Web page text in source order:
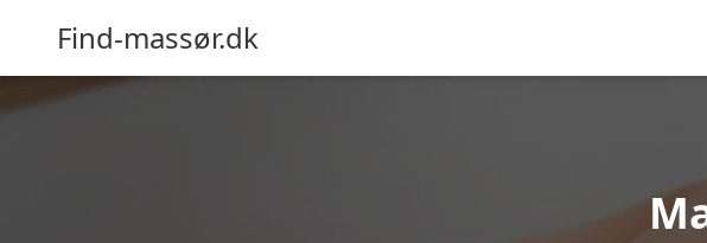
Find-massør.dk